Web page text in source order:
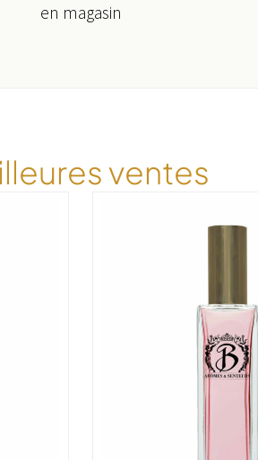
en magasin
ventes